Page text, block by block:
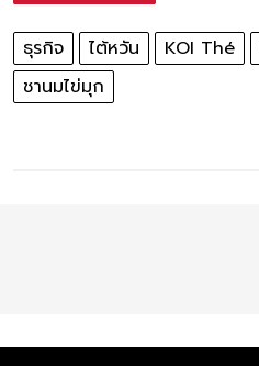
ธุรกิจ ไต้หวัน KOI Thé
ชานมไข่มุก